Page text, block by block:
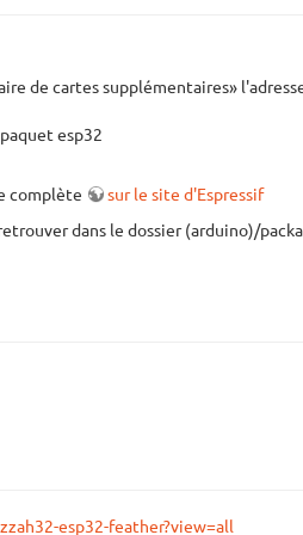
de cartes supplémentaires»
esp32
complète
sur le site d'Espressif
dans le dossier (arduino)/
esp32-feather?view=all